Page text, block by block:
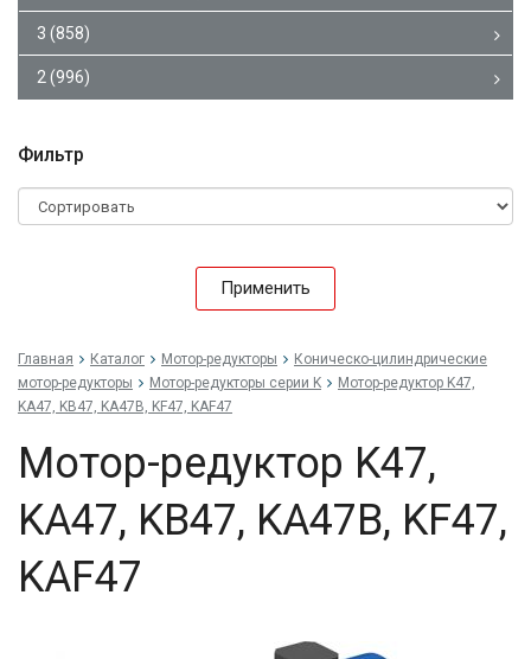
3 (858)
2 (996)
Фильтр
Применить
Главная Каталог Мотор-редукторы
Коническо-цилиндрические
мотор-редукторы
Мотор-редукторы серии K
Мотор-редуктор K47,
KA47, KB47, KA47B, KF47, KAF47
Мотор-редуктор K47,
KA47, KB47, KA47B, KF47,
KAF47